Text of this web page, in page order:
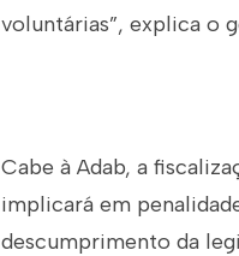
voluntárias”, explica o
Cabe à Adab, a
implicará em
descumprimento da